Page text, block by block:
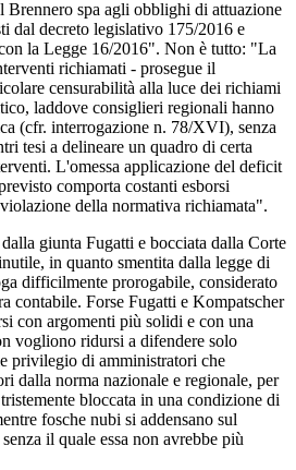
Brennero spa agli obblighi di attuazione
dal decreto legislativo 175/2016 e
la Legge 16/2016". Non è tutto: "La
richiamati - prosegue il
censurabilità alla luce dei richiami
laddove consiglieri regionali hanno
(cfr. interrogazione n. 78/XVI), senza
tesi a delineare un quadro di certa
L'omessa applicazione del deficit
comporta costanti esborsi
della normativa richiamata".
giunta Fugatti e bocciata dalla Corte
in quanto smentita dalla legge di
difficilmente prorogabile, considerato
contabile. Forse Fugatti e Kompatscher
con argomenti più solidi e con una
vogliono ridursi a difendere solo
privilegio di amministratori che
dalla norma nazionale e regionale, per
bloccata in una condizione di
fosche nubi si addensano sul
il quale essa non avrebbe più